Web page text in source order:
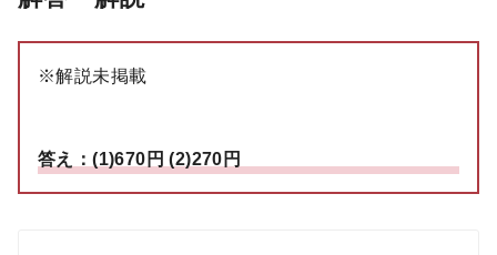
※解説未掲載
答え：(1)670円 (2)270円